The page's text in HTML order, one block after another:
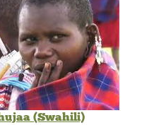
(Swahili)